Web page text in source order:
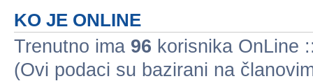
KO JE ONLINE
Trenutno ima 96 korisnika OnLine
(Ovi podaci su bazirani na